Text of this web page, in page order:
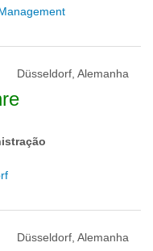
Düsseldorf, Alemanha
Düsseldorf, Alemanha